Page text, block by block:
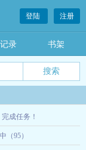
登陆 注册
录 书架
完成任务！
（95）